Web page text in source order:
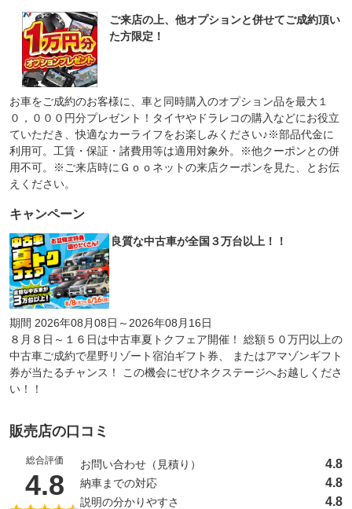
ご来店の上、他オプションと併せてご成約頂い
た方限定！
お車をご成約のお客様に、車と同時購入のオプション品を最大１
０，０００円分プレゼント！タイヤやドラレコの購入などにお役立
ていただき、快適なカーライフをお楽しみください♪※部品代金に
利用可。工賃・保証・諸費用等は適用対象外。※他クーポンとの併
用不可。※ご来店時にＧｏｏネットの来店クーポンを見た、とお伝
えください。
キャンペーン
良質な中古車が全国３万台以上！！
期間 2026年08月08日～2026年08月16日
８月８日～１６日は中古車夏トクフェア開催！ 総額５０万円以上の
中古車ご成約で星野リゾート宿泊ギフト券、 またはアマゾンギフト
券が当たるチャンス！ この機会にぜひネクステージへお越しくださ
い！！
販売店の口コミ
総合評価
4.8 （5点満点中）
お問い合わせ（見積り） 4.8
納車までの対応 4.8
説明の分かりやすさ 4.8